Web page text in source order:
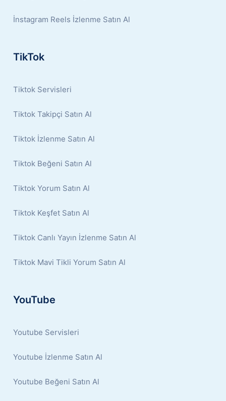
İnstagram Reels İzlenme Satın Al
TikTok
Tiktok Servisleri
Tiktok Takipçi Satın Al
Tiktok İzlenme Satın Al
Tiktok Beğeni Satın Al
Tiktok Yorum Satın Al
Tiktok Keşfet Satın Al
Tiktok Canlı Yayın İzlenme Satın Al
Tiktok Mavi Tikli Yorum Satın Al
YouTube
Youtube Servisleri
Youtube İzlenme Satın Al
Youtube Beğeni Satın Al